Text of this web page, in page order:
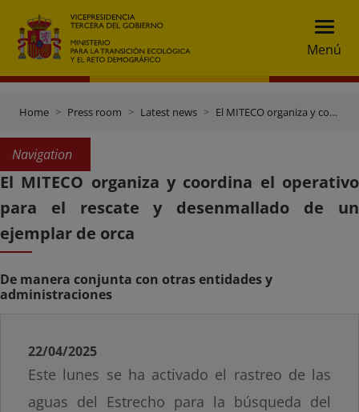
Menú
Home Press room Latest news El MITECO organiza y coordina el operativo para el rescate y desenmallado de un ejemplar de orca
Navigation
El MITECO organiza y coordina el operativo
para el rescate y desenmallado de un
ejemplar de orca
De manera conjunta con otras entidades y
administraciones
22/04/2025
Este lunes se ha activado el rastreo de las
aguas del Estrecho para la búsqueda del